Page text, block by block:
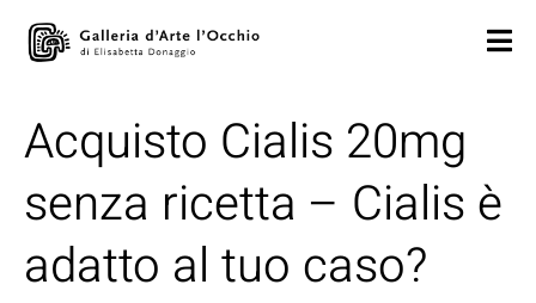
Acquisto Cialis 20mg
senza ricetta – Cialis è
adatto al tuo caso?